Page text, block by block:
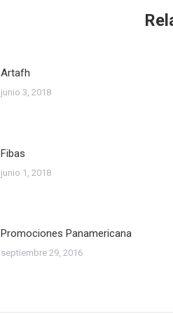
Artafh
junio 3, 2018
Fibas
junio 1, 2018
Promociones Panamericana
septiembre 29, 2016